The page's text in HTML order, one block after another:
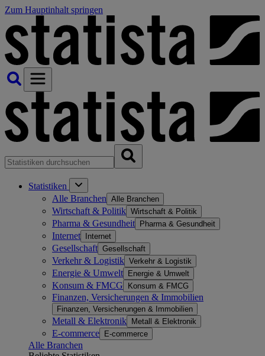
Zum Hauptinhalt springen
Statistiken
Alle Branchen Alle Branchen
Wirtschaft & Politik Wirtschaft & Politik
Pharma & Gesundheit Pharma & Gesundheit
Internet Internet
Gesellschaft Gesellschaft
Verkehr & Logistik Verkehr & Logistik
Energie & Umwelt Energie & Umwelt
Konsum & FMCG Konsum & FMCG
Finanzen, Versicherungen & Immobilien
Finanzen, Versicherungen & Immobilien
Metall & Elektronik Metall & Elektronik
E-commerce E-commerce
Alle Branchen